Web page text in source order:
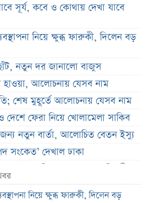
সূর্য, কবে ও কোথায় দেখা যাবে
নিয়ে ক্ষুব্ধ ফারুকী, দিলেন বড়
নতুন দর জানালো বাজুস
হাওয়া, আলোচনায় যেসব নাম
শেষ মুহূর্তে আলোচনায় যেসব নাম
দেশে ফেরা নিয়ে খোলামেলা সাকিব
জন্য নতুন বার্তা, আলোচিত বেতন ইস্যু
সংকেত’ দেখাল ঢাকা
বাড়ানো নিয়ে যা বললেন প্রতিমন্ত্রী
ডিএসইর বন্ধ কোম্পানির সংখ্যা
নিয়ে ক্ষুব্ধ ফারুকী, দিলেন বড়